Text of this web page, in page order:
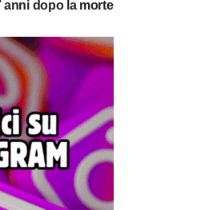
anni dopo la morte